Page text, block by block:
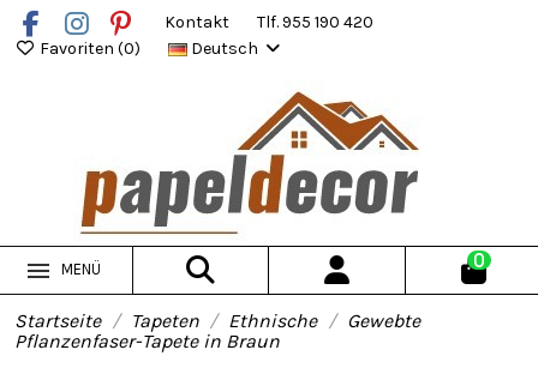
Kontakt
Tlf. 955 190 420
Favoriten (0) Deutsch
MENÜ 0
Startseite Tapeten Ethnische
Gewebte
Pflanzenfaser-Tapete in Braun